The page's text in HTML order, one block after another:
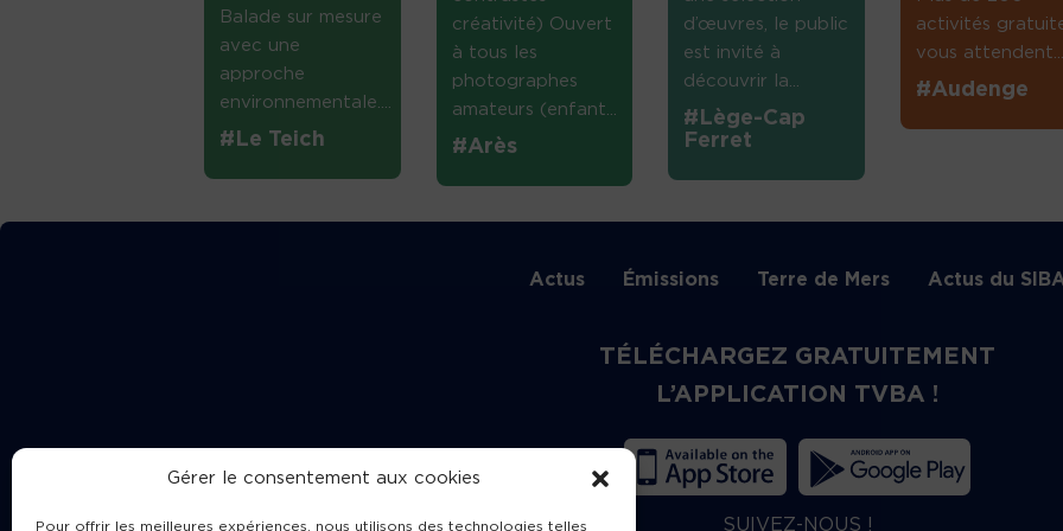
Gérer le consentement aux cookies
Pour offrir les meilleures expériences, nous utilisons des technologies telles
Balade sur mesure
avec une
approche
environnementale....
#Le Teich
créativité) Ouvert
à tous les
photographes
amateurs (enfant...
#Arès
d’œuvres, le public
est invité à
découvrir la...
#Lège-Cap
Ferret
activités
vous attendent....
#Audenge
Actus Émissions Terre de Mers Actus du
TÉLÉCHARGEZ GRATUITEMENT
L’APPLICATION TVBA !
SUIVEZ-NOUS !